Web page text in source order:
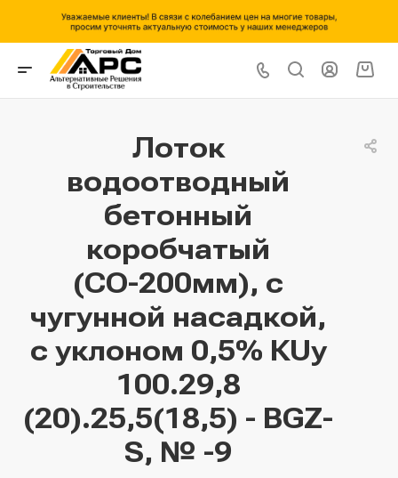
Лоток
водоотводный
бетонный
коробчатый
(СО-200мм), с
чугунной насадкой,
с уклоном 0,5% КUу
100.29,8
(20).25,5(18,5) - BGZ-
S, № -9